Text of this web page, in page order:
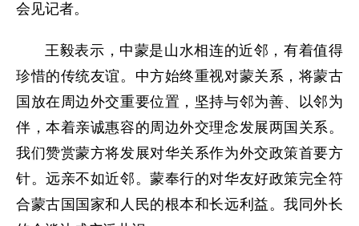
会见记者。
王毅表示，中蒙是山水相连的近邻，有着值得
珍惜的传统友谊。中方始终重视对蒙关系，将蒙古
国放在周边外交重要位置，坚持与邻为善、以邻为
伴，本着亲诚惠容的周边外交理念发展两国关系。
我们赞赏蒙方将发展对华关系作为外交政策首要方
针。远亲不如近邻。蒙奉行的对华友好政策完全符
合蒙古国国家和人民的根本和长远利益。我同外长